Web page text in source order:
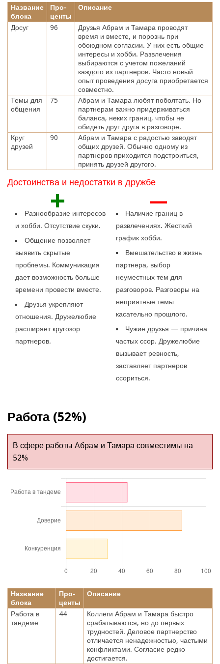
Название
блока
Про-
центы
Описание
Досуг 96
Друзья Абрам и Тамара проводят
время и вместе, и порознь при
обоюдном согласии. У них есть общие
интересы и хобби. Развлечения
выбираются с учетом пожеланий
каждого из партнеров. Часто новый
опыт проведения досуга приобретается
совместно.
Темы для
общения
75
Абрам и Тамара любят поболтать. Но
партнерам важно придерживаться
баланса, неких границ, чтобы не
обидеть друг друга в разговоре.
Круг
друзей
90
Абрам и Тамара с радостью заводят
общих друзей. Обычно одному из
партнеров приходится подстроиться,
принять друзей другого.
Достоинства и недостатки в дружбе
+
Разнообразие интересов
и хобби. Отсутствие скуки.
Общение позволяет
выявить скрытые
проблемы. Коммуникация
дает возможность больше
времени провести вместе.
Друзья укрепляют
отношения. Дружелюбие
расширяет кругозор
партнеров.
—
Наличие границ в
развлечениях. Жесткий
график хобби.
Вмешательство в жизнь
партнера, выбор
неуместных тем для
разговоров. Разговоры на
неприятные темы
касательно прошлого.
Чужие друзья — причина
частых ссор. Дружелюбие
вызывает ревность,
заставляет партнеров
ссориться.
Работа (52%)
В сфере работы Абрам и Тамара совместимы на
52%
Название
блока
Про-
центы
Описание
Работа в
тандеме
44
Коллеги Абрам и Тамара быстро
срабатываются, но до первых
трудностей. Деловое партнерство
отличается ненадежностью, частыми
конфликтами. Согласие редко
достигается.